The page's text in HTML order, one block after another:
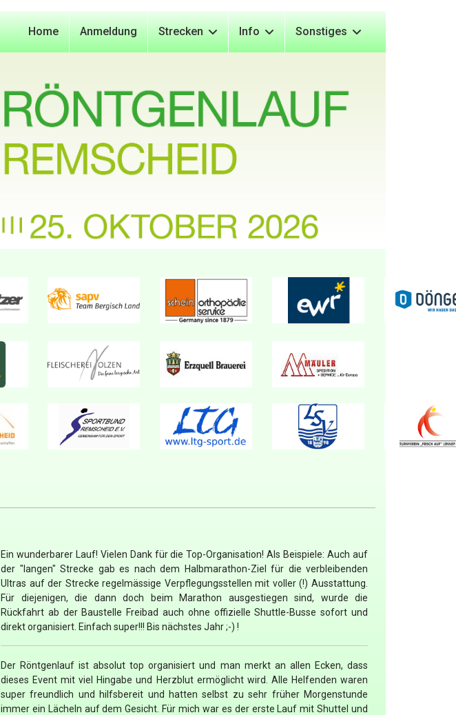
Home Anmeldung Strecken Info Sonstiges
Ein wunderbarer Lauf! Vielen Dank für die Top-Organisation! Als Beispiele: Auch auf
der "langen" Strecke gab es nach dem Halbmarathon-Ziel für die verbleibenden
Ultras auf der Strecke regelmässige Verpflegungsstellen mit voller (!) Ausstattung.
Für diejenigen, die dann doch beim Marathon ausgestiegen sind, wurde die
Rückfahrt ab der Baustelle Freibad auch ohne offizielle Shuttle-Busse sofort und
direkt organisiert. Einfach super!!! Bis nächstes Jahr ;-) !
Der Röntgenlauf ist absolut top organisiert und man merkt an allen Ecken, dass
dieses Event mit viel Hingabe und Herzblut ermöglicht wird. Alle Helfenden waren
super freundlich und hilfsbereit und hatten selbst zu sehr früher Morgenstunde
immer ein Lächeln auf dem Gesicht. Für mich war es der erste Lauf mit Shuttel und